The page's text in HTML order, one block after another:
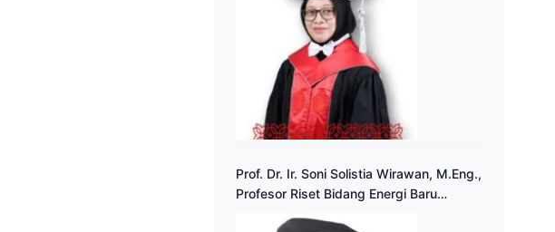
Prof. Dr. Ir. Soni Solistia Wirawan, M.Eng.,
Profesor Riset Bidang Energi Baru